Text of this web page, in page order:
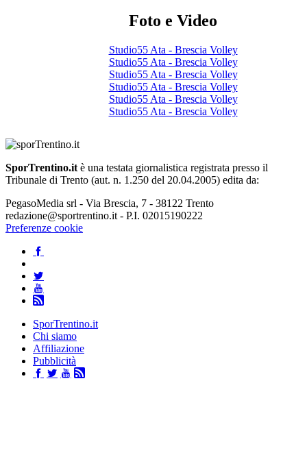
Foto e Video
Studio55 Ata - Brescia Volley
Studio55 Ata - Brescia Volley
Studio55 Ata - Brescia Volley
Studio55 Ata - Brescia Volley
Studio55 Ata - Brescia Volley
Studio55 Ata - Brescia Volley
SporTrentino.it è una testata giornalistica registrata presso il
Tribunale di Trento (aut. n. 1.250 del 20.04.2005) edita da:
PegasoMedia srl - Via Brescia, 7 - 38122 Trento
redazione@sportrentino.it - P.I. 02015190222
Preferenze cookie
SporTrentino.it
Chi siamo
Affiliazione
Pubblicità